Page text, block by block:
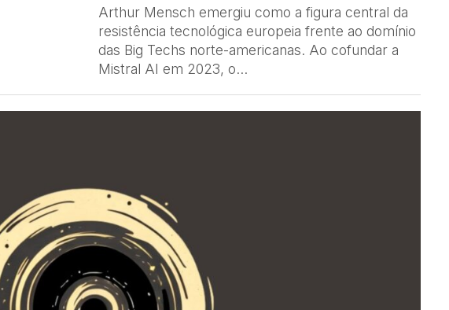
Arthur Mensch emergiu como a figura central da
resistência tecnológica europeia frente ao domínio
das Big Techs norte-americanas. Ao cofundar a
Mistral AI em 2023, o...